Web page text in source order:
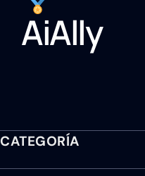
AiAlly
CATEGORÍA